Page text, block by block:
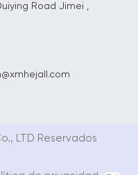
Road Jimei ,
LTD Reservados